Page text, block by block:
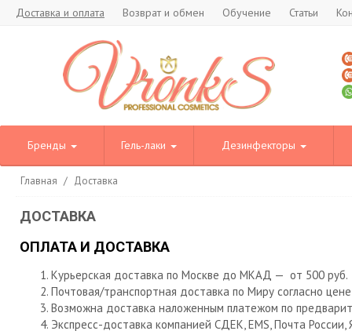
Доставка и оплата Возврат и обмен Обучение Статьи
Бренды Гель-лаки Дезинфекторы
Главная / Доставка
ДОСТАВКА
ОПЛАТА И ДОСТАВКА
Курьерская доставка по Москве до МКАД — от 500 руб.
Почтовая/транспортная доставка по Миру согласно
Возможна доставка наложенным платежом по
Экспресс-доставка компанией СДEK, ЕМS, Почта России,